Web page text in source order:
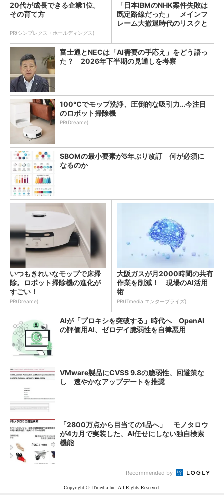
20代が成長できる企業1位。
その育て方
PR(シンプレクス・ホールディングス)
「日本IBMのNHK案件失敗は
既定路線だった」 メインフ
レーム大撤退時代のリスクと
富士通とNECは「AI需要の手応え」をどう語っ
た？ 2026年下半期の見通しを考察
100℃でモップ洗浄、圧倒的な吸引力…今注目
のロボット掃除機
PR(Dreame)
SBOMの最小要素が5年ぶり改訂 何が必須に
なるのか
いつもきれいなモップで床掃
除。ロボット掃除機の進化が
すごい！
PR(Dreame)
大阪ガスが月2000時間の共有
作業を削減！ 現場のAI活用
術
PR(ITmedia エンタープライズ)
AIが「プロキシを突破する」時代へ OpenAI
の評価用AI、ゼロデイ脆弱性を自律悪用
VMware製品にCVSS 9.8の脆弱性、回避策な
し 速やかなアップデートを推奨
「2800万点から目当ての1品へ」 モノタロウ
が4カ月で実装した、AI任せにしない独自検索
機能
Recommended by
Copyright © ITmedia Inc. All Rights Reserved.